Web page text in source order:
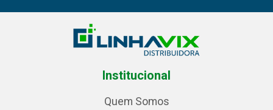
Institucional
Quem Somos